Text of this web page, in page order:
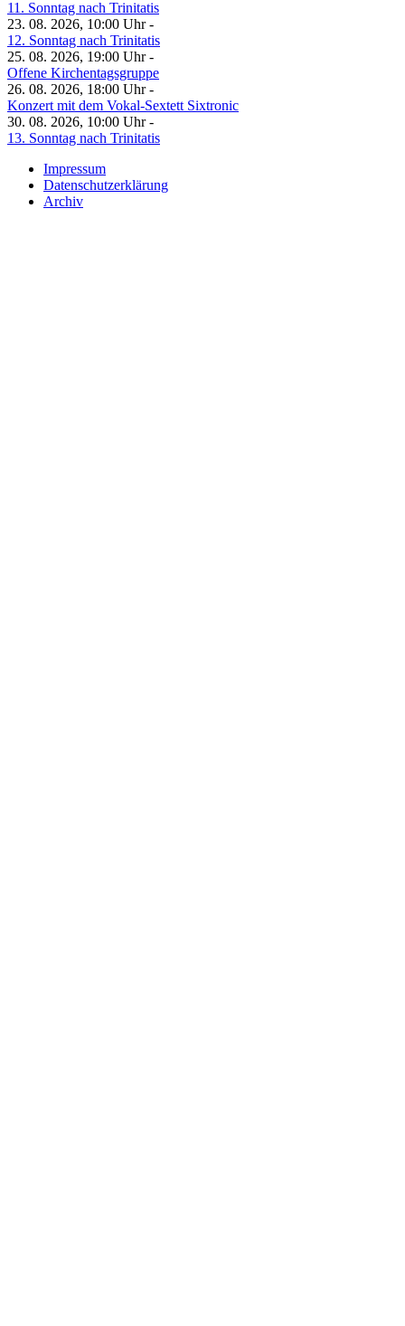
11. Sonntag nach Trinitatis
23. 08. 2026, 10:00 Uhr -
12. Sonntag nach Trinitatis
25. 08. 2026, 19:00 Uhr -
Offene Kirchentagsgruppe
26. 08. 2026, 18:00 Uhr -
Konzert mit dem Vokal-Sextett Sixtronic
30. 08. 2026, 10:00 Uhr -
13. Sonntag nach Trinitatis
Impressum
Datenschutzerklärung
Archiv